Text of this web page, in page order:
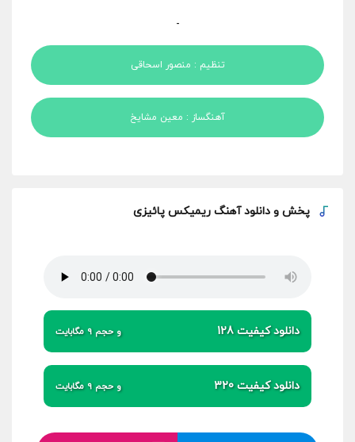
-
تنظیم : منصور اسحاقی
آهنگساز : معین مشایخ
پخش و دانلود آهنگ ریمیکس پائیزی
دانلود کیفیت 128 و حجم 9 مگابایت
دانلود کیفیت 320 و حجم 9 مگابایت